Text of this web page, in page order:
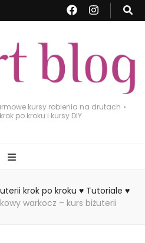
kursy robienia na drutach ⋆
po kroku i kursy DIY
krok po kroku ♥ Tutoriale ♥
warkocz – kurs biżuterii